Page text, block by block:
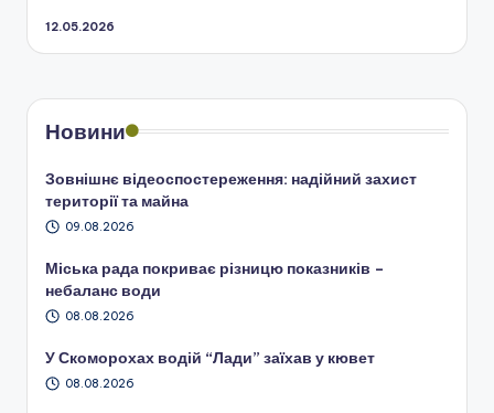
12.05.2026
Новини
Зовнішнє відеоспостереження: надійний захист
території та майна
09.08.2026
Міська рада покриває різницю показників –
небаланс води
08.08.2026
У Скоморохах водій “Лади” заїхав у кювет
08.08.2026